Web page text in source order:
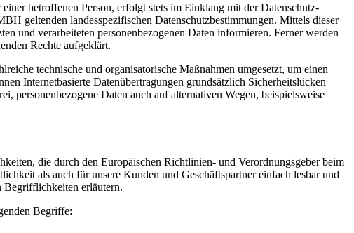
betroffenen Person, erfolgt stets im Einklang mit der Datenschutz-
landesspezifischen Datenschutzbestimmungen. Mittels dieser
und verarbeiteten personenbezogenen Daten informieren. Ferner werden
Rechte aufgeklärt.
technische und organisatorische Maßnahmen umgesetzt, um einen
Internetbasierte Datenübertragungen grundsätzlich Sicherheitslücken
personenbezogene Daten auch auf alternativen Wegen, beispielsweise
die durch den Europäischen Richtlinien- und Verordnungsgeber beim
als auch für unsere Kunden und Geschäftspartner einfach lesbar und
Begrifflichkeiten erläutern.
Begriffe: